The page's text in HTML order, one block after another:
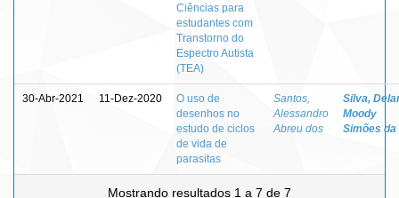
Ciências para
estudantes com
Transtorno do
Espectro Autista
(TEA)
30-Abr-2021 11-Dez-2020
O uso de
desenhos no
estudo de ciclos
de vida de
parasitas
Santos,
Alessandro
Abreu dos
Silva,
Moody
Simões da
Mostrando resultados 1 a 7 de 7